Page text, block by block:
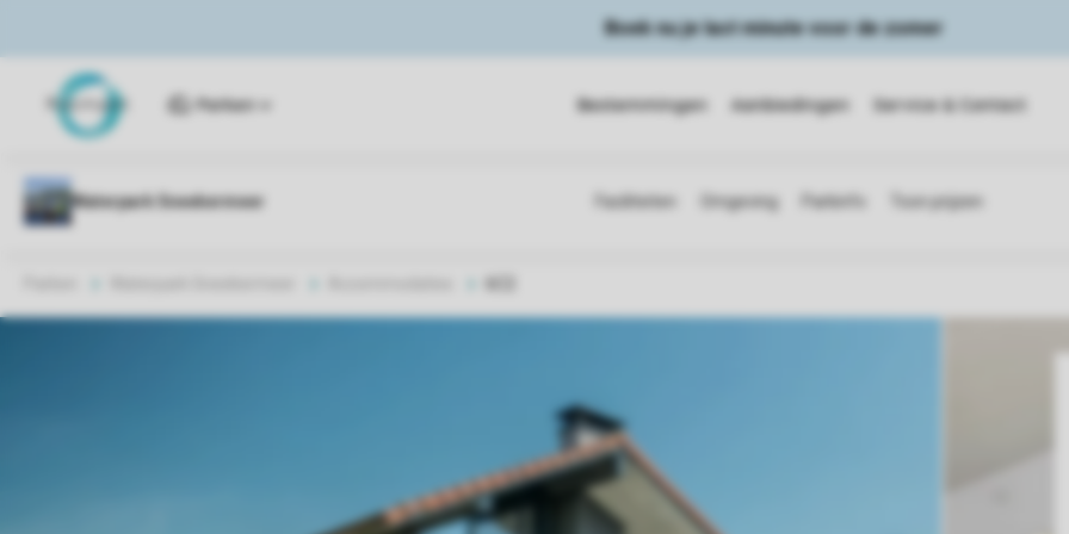
Boek nu je last minute voor de zomer
Parken Bestemmingen Aanbiedingen Service & Contact